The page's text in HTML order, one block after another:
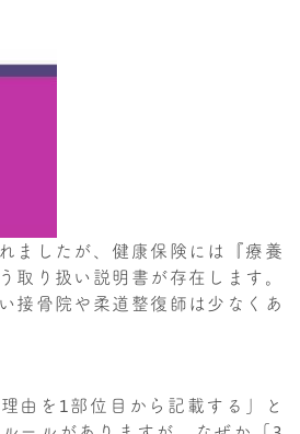
ましたが、健康保険には『療養
取り扱い説明書が存在します。
接骨院や柔道整復師は少なくあ
由を1部位目から記載する」と